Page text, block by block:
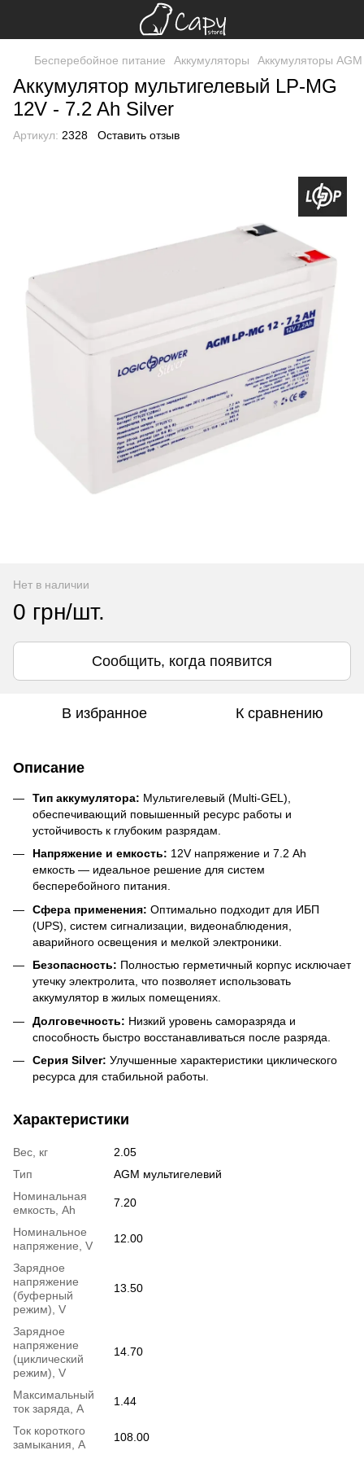
Бесперебойное питание Аккумуляторы Аккумуляторы AGM
Аккумулятор мультигелевый LP-MG
12V - 7.2 Ah Silver
Артикул: 2328 Оставить отзыв
Нет в наличии
0 грн/шт.
Сообщить, когда появится
В избранное К сравнению
Описание
Тип аккумулятора: Мультигелевый (Multi-GEL),
обеспечивающий повышенный ресурс работы и
устойчивость к глубоким разрядам.
Напряжение и емкость: 12V напряжение и 7.2 Ah
емкость — идеальное решение для систем
бесперебойного питания.
Сфера применения: Оптимально подходит для ИБП
(UPS), систем сигнализации, видеонаблюдения,
аварийного освещения и мелкой электроники.
Безопасность: Полностью герметичный корпус исключает
утечку электролита, что позволяет использовать
аккумулятор в жилых помещениях.
Долговечность: Низкий уровень саморазряда и
способность быстро восстанавливаться после разряда.
Серия Silver: Улучшенные характеристики циклического
ресурса для стабильной работы.
Характеристики
Вес, кг
2.05
Тип
AGM мультигелевий
Номинальная
емкость, Ah
7.20
Номинальное
напряжение, V
12.00
Зарядное
напряжение
(буферный
режим), V
13.50
Зарядное
напряжение
(циклический
режим), V
14.70
Максимальный
ток заряда, A
1.44
Ток короткого
замыкания, A
108.00